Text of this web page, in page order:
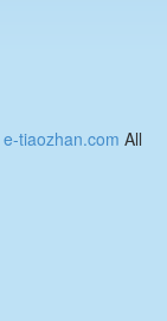
e-tiaozhan.com All